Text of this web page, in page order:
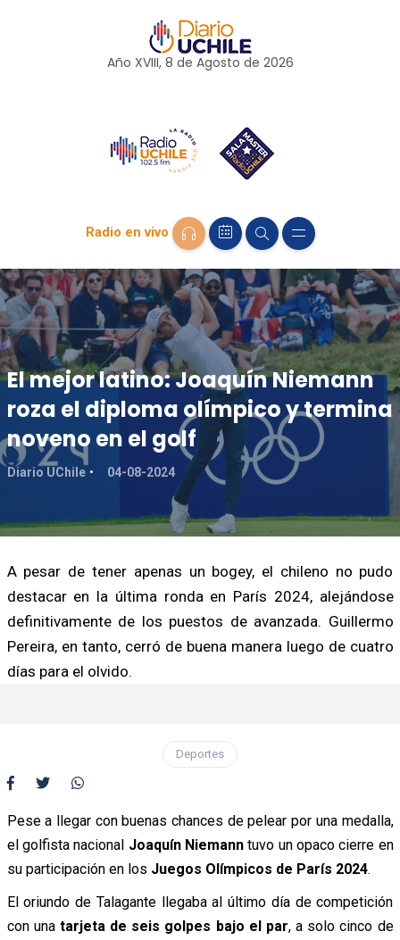
Año XVIII, 8 de Agosto de 2026
Radio en vivo
El mejor latino: Joaquín Niemann
roza el diploma olímpico y termina
noveno en el golf
Diario UChile 04-08-2024
A pesar de tener apenas un bogey, el chileno no pudo
destacar en la última ronda en París 2024, alejándose
definitivamente de los puestos de avanzada. Guillermo
Pereira, en tanto, cerró de buena manera luego de cuatro
días para el olvido.
Deportes
Pese a llegar con buenas chances de pelear por una medalla,
el golfista nacional Joaquín Niemanntuvo un opaco cierre en
su participación en los Juegos Olímpicos de París 2024.
El oriundo de Talagante llegaba al último día de competición
con una tarjeta de seis golpes bajo el par, a solo cinco de